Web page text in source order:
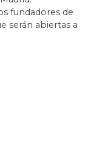
fundadores de
serán abiertas a